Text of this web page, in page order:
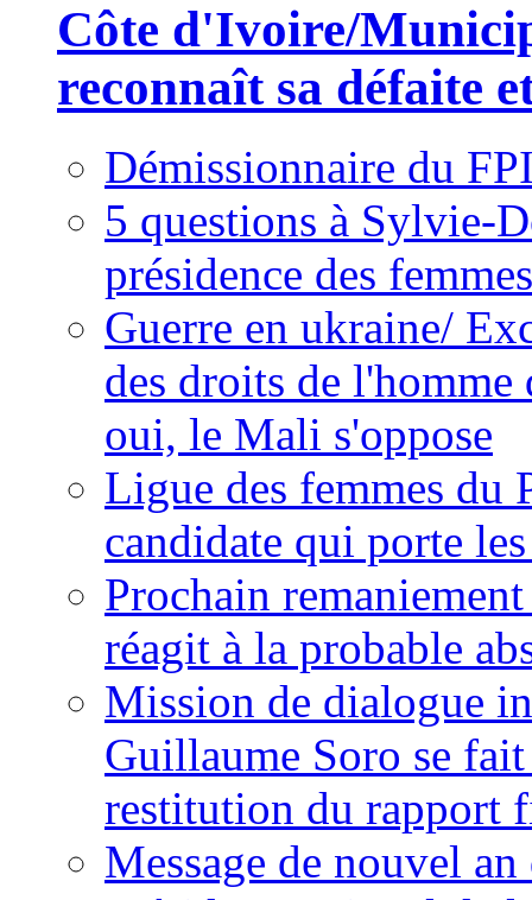
Côte d'Ivoire/
reconnaît sa défaite
Démissionnaire du
5 questions à Sylvie-
présidence des
Guerre en ukraine/
des droits de
oui, le Mali s'oppose
Ligue des femmes du
candidate qui porte
Prochain
réagit à la probable
Mission de dialogue
Guillaume Soro se
restitution du rapport
Message de nouvel